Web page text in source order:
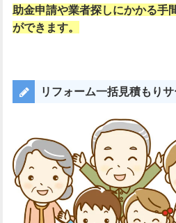
助金申請や業者探しにかかる手
ができます。
リフォーム一括見積もり